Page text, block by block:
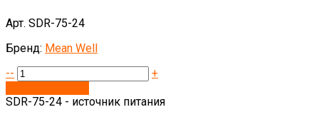
Арт. SDR-75-24
Бренд: Mean Well
--
+
SDR-75-24 - источник питания